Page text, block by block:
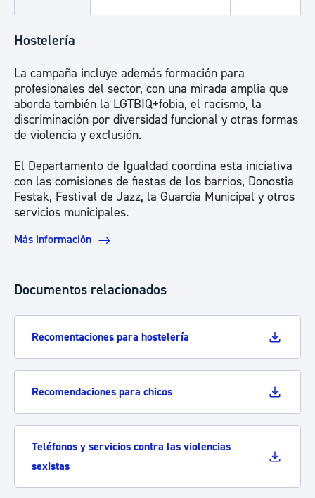
Hostelería
La campaña incluye además formación para
profesionales del sector, con una mirada amplia que
aborda también la LGTBIQ+fobia, el racismo, la
discriminación por diversidad funcional y otras formas
de violencia y exclusión.
El Departamento de Igualdad coordina esta iniciativa
con las comisiones de fiestas de los barrios, Donostia
Festak, Festival de Jazz, la Guardia Municipal y otros
servicios municipales.
Más información
Documentos relacionados
Recomentaciones para hostelería
Recomendaciones para chicos
Teléfonos y servicios contra las violencias
sexistas